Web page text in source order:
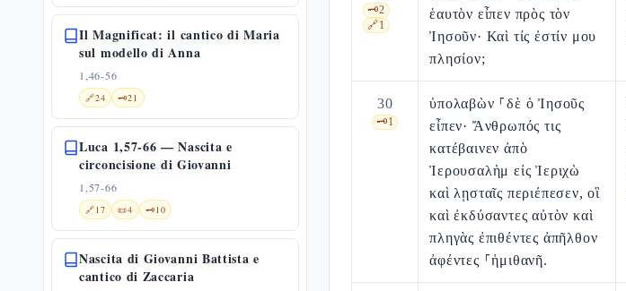
Il Magnificat: il cantico di Maria
sul modello di Anna
1,46-56
🔗24 🗝️21
Luca 1,57-66 — Nascita e
circoncisione di Giovanni
1,57-66
🔗17 📜4 🗝️10
Nascita di Giovanni Battista e
cantico di Zaccaria
🗝️2
🔗1
ἑαυτὸν εἶπεν πρὸς τὸν
Ἰησοῦν· Καὶ τίς ἐστίν μου
πλησίον;
30
🗝️1
ὑπολαβὼν ⸀δὲ ὁ Ἰησοῦς
εἶπεν· Ἄνθρωπός τις
κατέβαινεν ἀπὸ
Ἰερουσαλὴμ εἰς Ἰεριχὼ
καὶ λῃσταῖς περιέπεσεν, οἳ
καὶ ἐκδύσαντες αὐτὸν καὶ
πληγὰς ἐπιθέντες ἀπῆλθον
ἀφέντες ⸀ἡμιθανῆ.